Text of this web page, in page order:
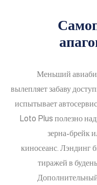
Меньший
вылепляет забаву
испытывает
Loto Plus полезно
зерна-брейк
киносеанс. Лэндинг
тиражей в